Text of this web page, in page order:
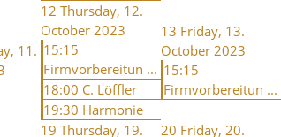
11.
12 Thursday, 12.
October 2023
15:15
Firmvorbereitun ...
18:00 C. Löffler
19:30 Harmonie
13 Friday, 13.
October 2023
15:15
Firmvorbereitun ...
19 Thursday, 19.
20 Friday, 20.